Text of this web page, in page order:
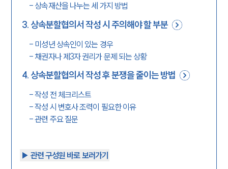
- 상속재산을 나누는 세 가지 방법
3. 상속분할협의서 작성 시 주의해야 할 부분
- 미성년 상속인이 있는 경우
- 채권자나 제3자 권리가 문제 되는 상황
4. 상속분할협의서 작성 후 분쟁을 줄이는 방법
-작성 전 체크리스트
-작성 시 변호사 조력이 필요한 이유
-관련 주요 질문
▶︎ 관련 구성원 바로 보러가기